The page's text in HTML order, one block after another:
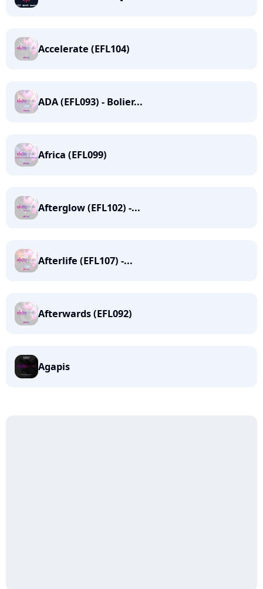
Accelerate (EFL104)
ADA (EFL093) - Bolier...
Africa (EFL099)
Afterglow (EFL102) -...
Afterlife (EFL107) -...
Afterwards (EFL092)
Agapis